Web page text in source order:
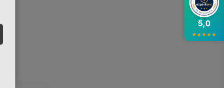
5,0
★★★★★